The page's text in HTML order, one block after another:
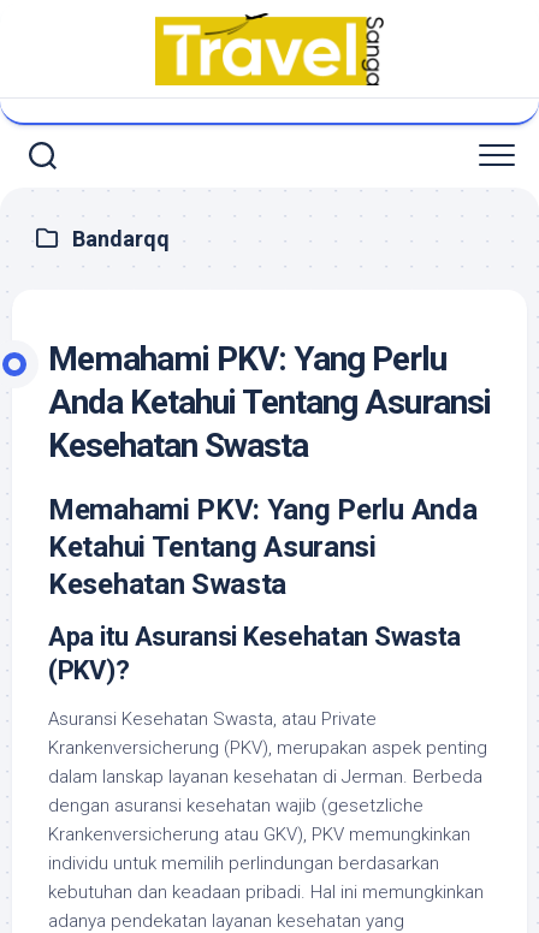
Bandarqq
Memahami PKV: Yang Perlu
Anda Ketahui Tentang Asuransi
Kesehatan Swasta
Memahami PKV: Yang Perlu Anda
Ketahui Tentang Asuransi
Kesehatan Swasta
Apa itu Asuransi Kesehatan Swasta
(PKV)?
Asuransi Kesehatan Swasta, atau Private
Krankenversicherung (PKV), merupakan aspek penting
dalam lanskap layanan kesehatan di Jerman. Berbeda
dengan asuransi kesehatan wajib (gesetzliche
Krankenversicherung atau GKV), PKV memungkinkan
individu untuk memilih perlindungan berdasarkan
kebutuhan dan keadaan pribadi. Hal ini memungkinkan
adanya pendekatan layanan kesehatan yang